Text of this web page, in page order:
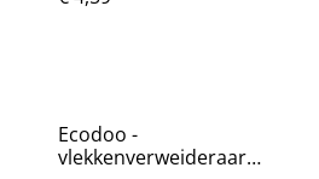
Ecodoo -
vlekkenverweideraar